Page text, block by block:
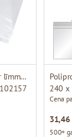
Polipropilēna maisi ar līmmalu
240 x
Cena
31,46
500+